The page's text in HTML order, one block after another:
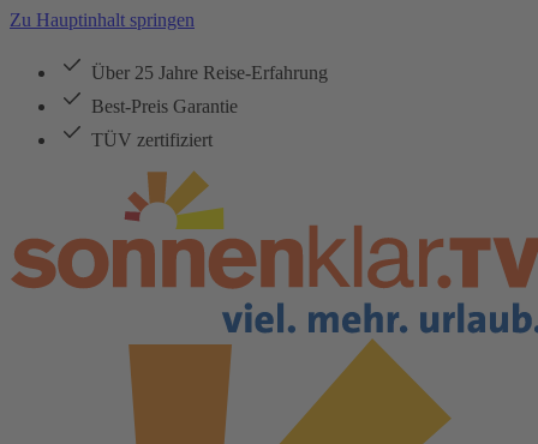
Zu Hauptinhalt springen
Über 25 Jahre Reise-Erfahrung
Best-Preis Garantie
TÜV zertifiziert